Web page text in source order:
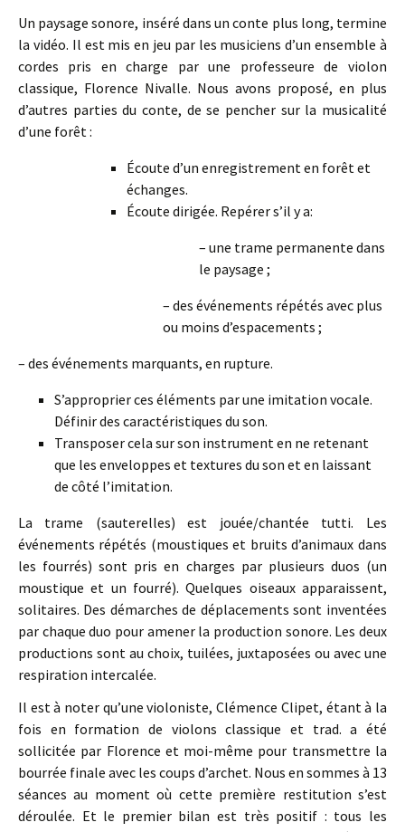
Un paysage sonore, inséré dans un conte plus long, termine
la vidéo. Il est mis en jeu par les musiciens d’un ensemble à
cordes pris en charge par une professeure de violon
classique, Florence Nivalle. Nous avons proposé, en plus
d’autres parties du conte, de se pencher sur la musicalité
d’une forêt :
Écoute d’un enregistrement en forêt et
échanges.
Écoute dirigée. Repérer s’il y a:
– une trame permanente dans
le paysage ;
– des événements répétés avec plus
ou moins d’espacements ;
– des événements marquants, en rupture.
S’approprier ces éléments par une imitation vocale.
Définir des caractéristiques du son.
Transposer cela sur son instrument en ne retenant
que les enveloppes et textures du son et en laissant
de côté l’imitation.
La trame (sauterelles) est jouée/chantée tutti. Les
événements répétés (moustiques et bruits d’animaux dans
les fourrés) sont pris en charges par plusieurs duos (un
moustique et un fourré). Quelques oiseaux apparaissent,
solitaires. Des démarches de déplacements sont inventées
par chaque duo pour amener la production sonore. Les deux
productions sont au choix, tuilées, juxtaposées ou avec une
respiration intercalée.
Il est à noter qu’une violoniste, Clémence Clipet, étant à la
fois en formation de violons classique et trad. a été
sollicitée par Florence et moi-même pour transmettre la
bourrée finale avec les coups d’archet. Nous en sommes à 13
séances au moment où cette première restitution s’est
déroulée. Et le premier bilan est très positif : tous les